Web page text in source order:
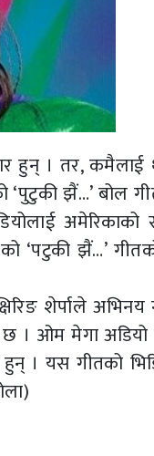
हुन् । तर, कमैलाई
‘पुटुकी झैं…’ बोल
अमेरिकाको
‘पटुकी झैं…’
शेर्पाले
छ । ओम मेगा अडियो
। यस गीतको